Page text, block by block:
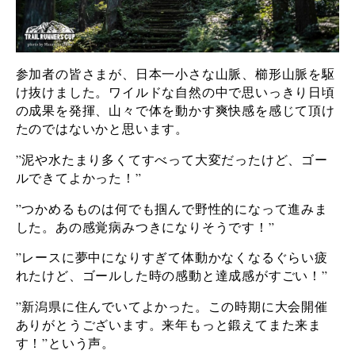
参加者の皆さまが、日本一小さな山脈、櫛形山脈を駆
け抜けました。ワイルドな自然の中で思いっきり日頃
の成果を発揮、山々で体を動かす爽快感を感じて頂け
たのではないかと思います。
”泥や水たまり多くてすべって大変だったけど、ゴー
ルできてよかった！”
”つかめるものは何でも掴んで野性的になって進みま
した。あの感覚病みつきになりそうです！”
”レースに夢中になりすぎて体動かなくなるぐらい疲
れたけど、ゴールした時の感動と達成感がすごい！”
”新潟県に住んでいてよかった。この時期に大会開催
ありがとうございます。来年もっと鍛えてまた来ま
す！”という声。